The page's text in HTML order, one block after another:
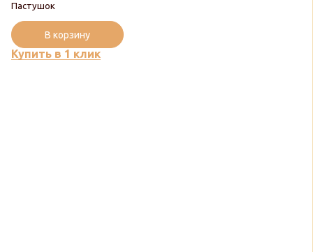
Пастушок
Купить в 1 клик
В корзину